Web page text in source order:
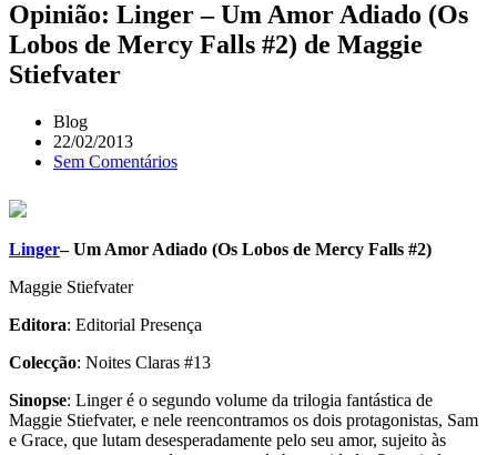
Opinião: Linger – Um Amor Adiado (Os
Lobos de Mercy Falls #2) de Maggie
Stiefvater
Blog
22/02/2013
Sem Comentários
Linger– Um Amor Adiado (Os Lobos de Mercy Falls #2)
Maggie Stiefvater
Editora: Editorial Presença
Colecção: Noites Claras #13
Sinopse: Linger é o segundo volume da trilogia fantástica de
Maggie Stiefvater, e nele reencontramos os dois protagonistas, Sam
e Grace, que lutam desesperadamente pelo seu amor, sujeito às